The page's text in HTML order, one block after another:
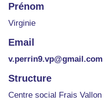
Prénom
Virginie
Email
v.perrin9.vp@gmail.com
Structure
Centre social Frais Vallon